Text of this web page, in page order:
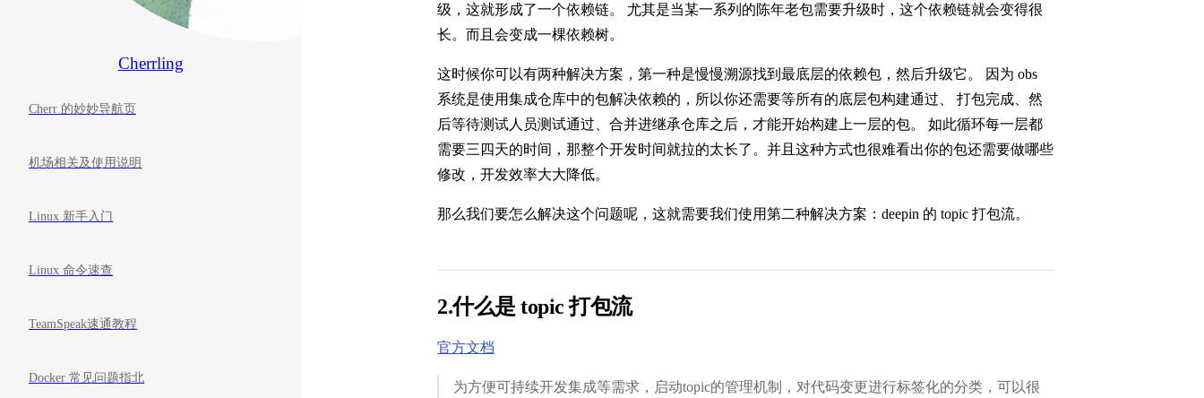
Cherrling
Cherr 的妙妙导航页
机场相关及使用说明
Linux 新手入门
Linux 命令速查
TeamSpeak速通教程
Docker 常见问题指北
级，这就形成了一个依赖链。 尤其是当某一系列的陈年老包需要升级时，这个依赖链就会变得很
长。而且会变成一棵依赖树。
这时候你可以有两种解决方案，第一种是慢慢溯源找到最底层的依赖包，然后升级它。 因为 obs
系统是使用集成仓库中的包解决依赖的，所以你还需要等所有的底层包构建通过、 打包完成、然
后等待测试人员测试通过、合并进继承仓库之后，才能开始构建上一层的包。 如此循环每一层都
需要三四天的时间，那整个开发时间就拉的太长了。并且这种方式也很难看出你的包还需要做哪些
修改，开发效率大大降低。
那么我们要怎么解决这个问题呢，这就需要我们使用第二种解决方案：deepin 的 topic 打包流。
2.什么是 topic 打包流
官方文档
为方便可持续开发集成等需求，启动topic的管理机制，对代码变更进行标签化的分类，可以很